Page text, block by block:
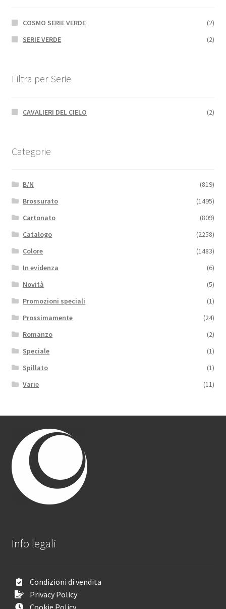
COSMO SERIE VERDE
(2)
SERIE VERDE
(2)
Filtra per Serie
CAVALIERI DEL CIELO (2)
Categorie
B/N
(819)
Brossurato
(1495)
Cartonato
(809)
Catalogo
(2258)
Colore
(1483)
In evidenza
(6)
Novità
(5)
Promozioni speciali
(1)
Prossimamente
(24)
Romanzo
(2)
Speciale
(1)
Spillato
(1)
Varie
(11)
Info legali
Condizioni di vendita
Privacy Policy